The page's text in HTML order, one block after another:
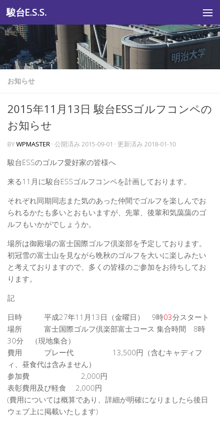
コンテンツへスキップ
駿台E.S.S.
お知らせ
2015年11月13日 駿台ESSゴルフコンペの
お知らせ
BYWPMASTER · 公開済み 2015-09-01 · 更新済み 2018-01-10
駿台ESSのゴルフ愛好家の皆様へ
来る11月に駿台ESSゴルフコンペを計画しております。
それぞれ同期同志また気のあった仲間でゴルフを楽しんでお
られるかたも多いとおもいますが、先輩、後輩和気藹藹のゴ
ルフもいかがでしょうか。
場所は御殿場の富士国際ゴルフ倶楽部を予定しております。
初冠雪の富士山を見ながら晩秋のゴルフを大いに楽しみたい
と考えておりますので、多くの皆様のご参加をお待ちしてお
ります。
記
日時 平成27年11月13日（金曜日） 9時03分スタート
場所 富士国際ゴルフ倶楽部富士コース 集合時間 8時
30分 （現地集合）
費用 プレー代 13,500円（含むキャディフ
ィ、昼食代は含みません）
参加費 2,000円
表彰費用及び軽食 2,000円
(費用については概算であり、詳細が明確になりましたら後日
ウェブ上に掲載いたします)